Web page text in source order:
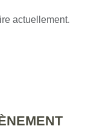
actuellement.